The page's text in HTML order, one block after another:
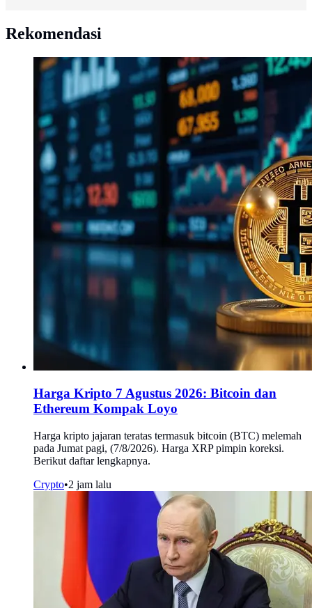
Rekomendasi
Harga Kripto 7 Agustus 2026: Bitcoin dan
Ethereum Kompak Loyo
Harga kripto jajaran teratas termasuk bitcoin (BTC) melemah
pada Jumat pagi, (7/8/2026). Harga XRP pimpin koreksi.
Berikut daftar lengkapnya.
Crypto•2 jam lalu